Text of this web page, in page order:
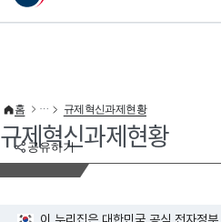
이 누리집은 대한민국 공식 전자정부 누리집입니다.
공유하기
홈 규제혁신과제현황
규제혁신과제현황